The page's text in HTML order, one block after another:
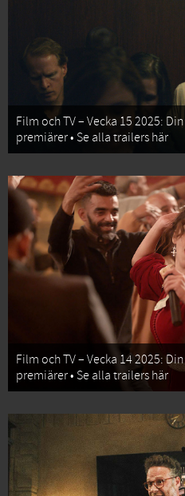
Film och TV – Vecka 15 2025:
premiärer • Se alla trailers här
Film och TV – Vecka 14 2025:
premiärer • Se alla trailers här